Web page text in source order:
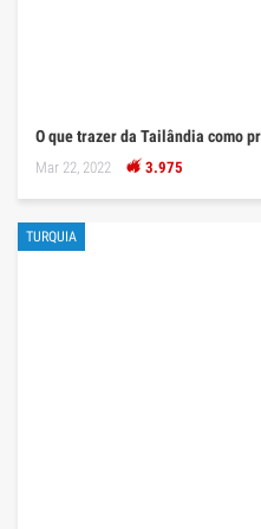
O que trazer da Tailândia como
Mar 22, 2022 3.975
TURQUIA